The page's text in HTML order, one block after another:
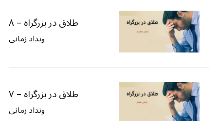
طلاق در بزرگراه – ۸
ونداد زمانی
طلاق در بزرگراه – ۷
ونداد زمانی